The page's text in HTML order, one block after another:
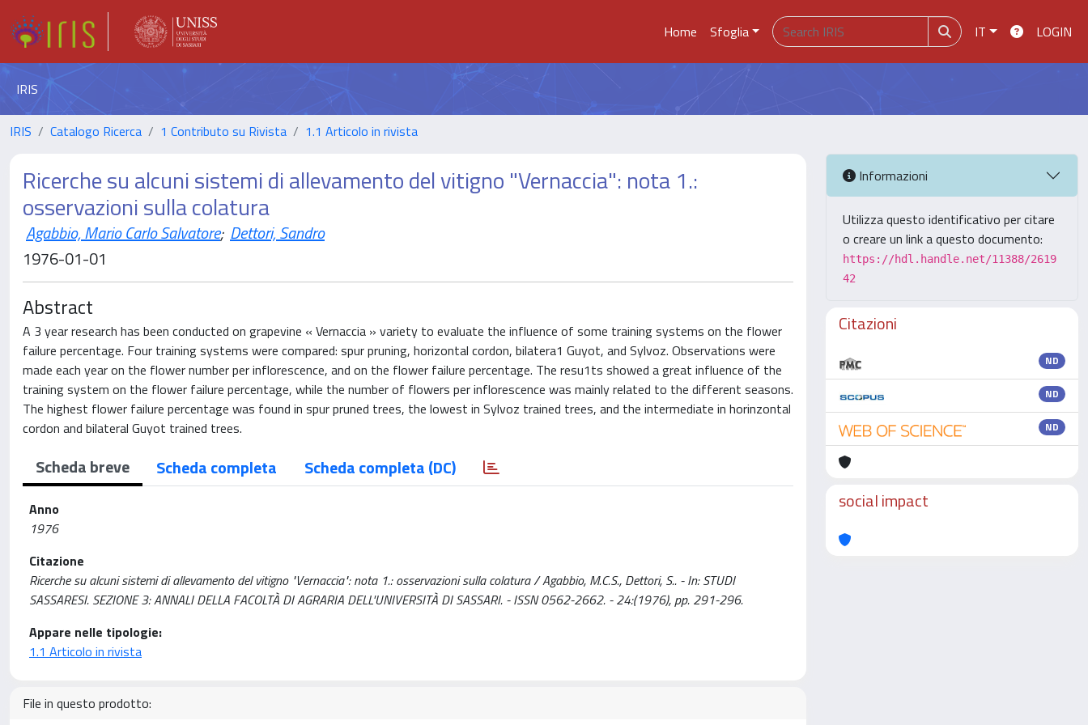
Home Sfoglia IT LOGIN
IRIS
IRIS Catalogo Ricerca 1 Contributo su Rivista 1.1 Articolo in rivista
Ricerche su alcuni sistemi di allevamento del vitigno "Vernaccia": nota 1.:
osservazioni sulla colatura
Agabbio, Mario Carlo Salvatore; Dettori, Sandro
1976-01-01
Abstract
A 3 year research has been conducted on grapevine « Vernaccia » variety to evaluate the influence of some training systems on the flower
failure percentage. Four training systems were compared: spur pruning, horizontal cordon, bilatera1 Guyot, and Sylvoz. Observations were
made each year on the flower number per inflorescence, and on the flower failure percentage. The resu1ts showed a great influence of the
training system on the flower failure percentage, while the number of flowers per inflorescence was mainly related to the different seasons.
The highest flower failure percentage was found in spur pruned trees, the lowest in Sylvoz trained trees, and the intermediate in horinzontal
cordon and bilateral Guyot trained trees.
Scheda breve Scheda completa Scheda completa (DC)
Anno
1976
Citazione
Ricerche su alcuni sistemi di allevamento del vitigno "Vernaccia": nota 1.: osservazioni sulla colatura / Agabbio, M.C.S., Dettori, S.. - In: STUDI
SASSARESI. SEZIONE 3: ANNALI DELLA FACOLTÀ DI AGRARIA DELL'UNIVERSITÀ DI SASSARI. - ISSN 0562-2662. - 24:(1976), pp. 291-296.
Appare nelle tipologie:
1.1 Articolo in rivista
File in questo prodotto:
Informazioni
Utilizza questo identificativo per citare
o creare un link a questo documento:
https://hdl.handle.net/11388/2619
42
Citazioni
ND
ND
ND
social impact